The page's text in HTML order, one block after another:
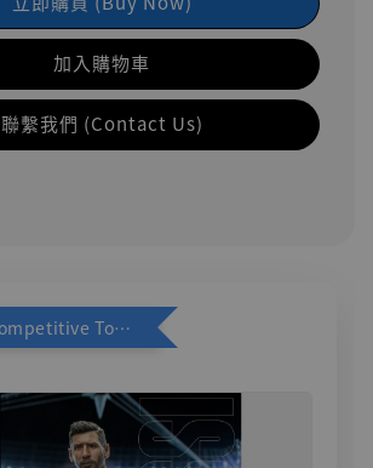
加入購物車
聯繫我們 (Contact Us)
加購優惠【Competitive Toys 梅西 [CM001]】